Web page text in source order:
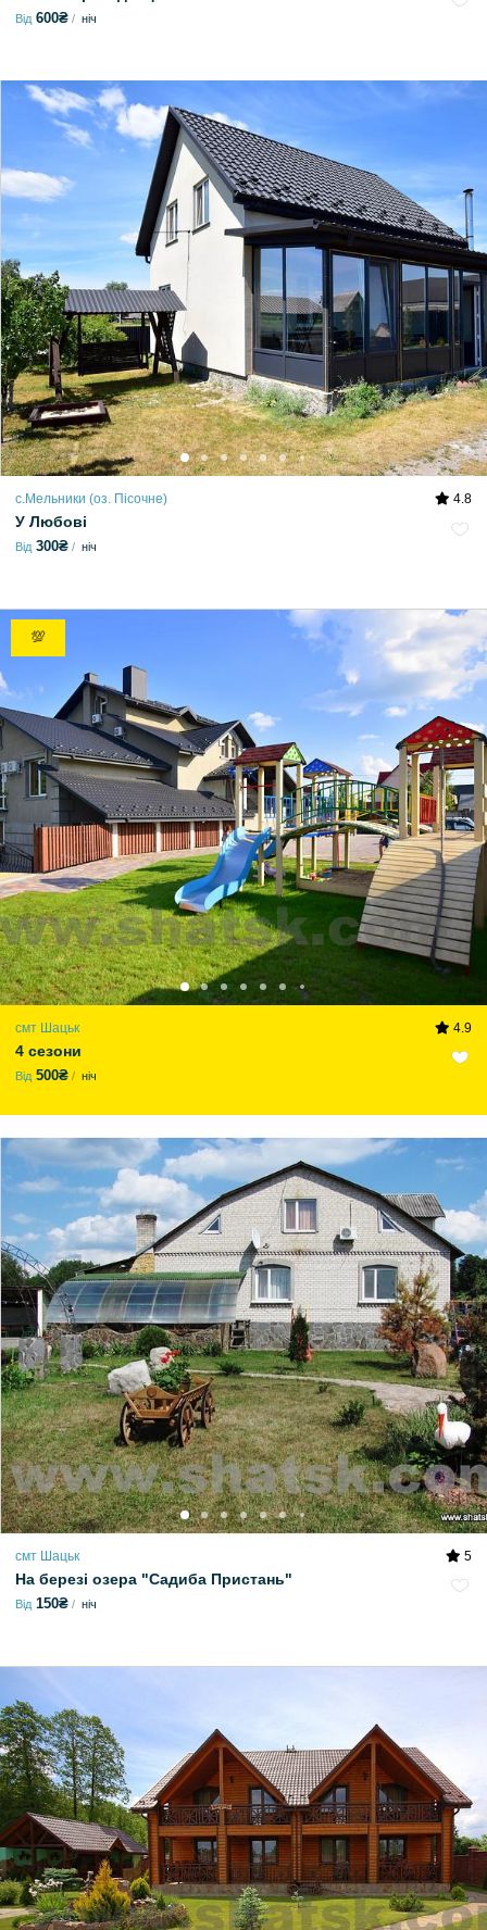
Від 600₴ ніч
с.Мельники (оз. Пісочне) 4.8
У Любові
Від 300₴ ніч
💯
смт Шацьк 4.9
4 сезони
Від 500₴ ніч
смт Шацьк 5
На березі озера "Садиба Пристань"
Від 150₴ ніч